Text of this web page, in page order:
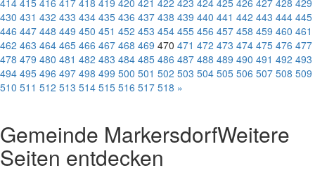
414 415 416 417 418 419 420 421 422 423 424 425 426 427 428 429
430 431 432 433 434 435 436 437 438 439 440 441 442 443 444 445
446 447 448 449 450 451 452 453 454 455 456 457 458 459 460 461
462 463 464 465 466 467 468 469 470 471 472 473 474 475 476 477
478 479 480 481 482 483 484 485 486 487 488 489 490 491 492 493
494 495 496 497 498 499 500 501 502 503 504 505 506 507 508 509
510 511 512 513 514 515 516 517 518 »
Gemeinde MarkersdorfWeitere
Seiten entdecken